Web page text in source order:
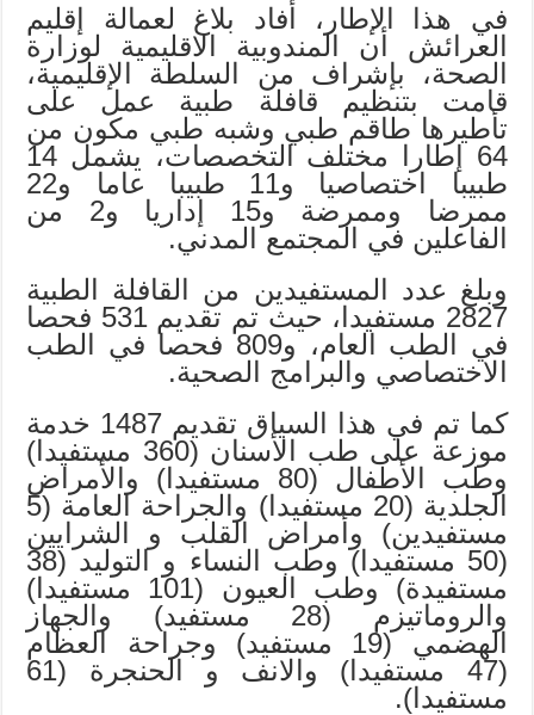
في هذا الإطار، أفاد بلاغ لعمالة إقليم
العرائش أن المندوبية الاقليمية لوزارة
الصحة، بإشراف من السلطة الإقليمية،
قامت بتنظيم قافلة طبية عمل على
تأطيرها طاقم طبي وشبه طبي مكون من
64 إطارا مختلف التخصصات، يشمل 14
طبيبا اختصاصيا و11 طبيبا عاما و22
ممرضا وممرضة و15 إداريا و2 من
الفاعلين في المجتمع المدني.
وبلغ عدد المستفيدين من القافلة الطبية
2827 مستفيدا، حيث تم تقديم 531 فحصا
في الطب العام، و809 فحصا في الطب
الاختصاصي والبرامج الصحية.
كما تم في هذا السياق تقديم 1487 خدمة
موزعة على طب الأسنان (360 مستفيدا)
وطب الأطفال (80 مستفيدا) والأمراض
الجلدية (20 مستفيدا) والجراحة العامة (5
مستفيدين) وأمراض القلب و الشرايين
(50 مستفيدا) وطب النساء و التوليد (38
مستفيدة) وطب العيون (101 مستفيدا)
والروماتيزم (28 مستفيد) والجهاز
الهضمي (19 مستفيد) وجراحة العظام
(47 مستفيدا) والانف و الحنجرة (61
مستفيدا).